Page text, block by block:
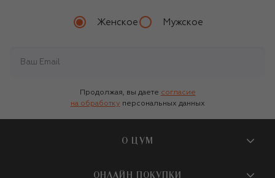
Женское Мужское
Продолжая, вы даете согласие
на обработку персональных данных
О ЦУМ
О магазине
ОНЛАЙН ПОКУПКИ